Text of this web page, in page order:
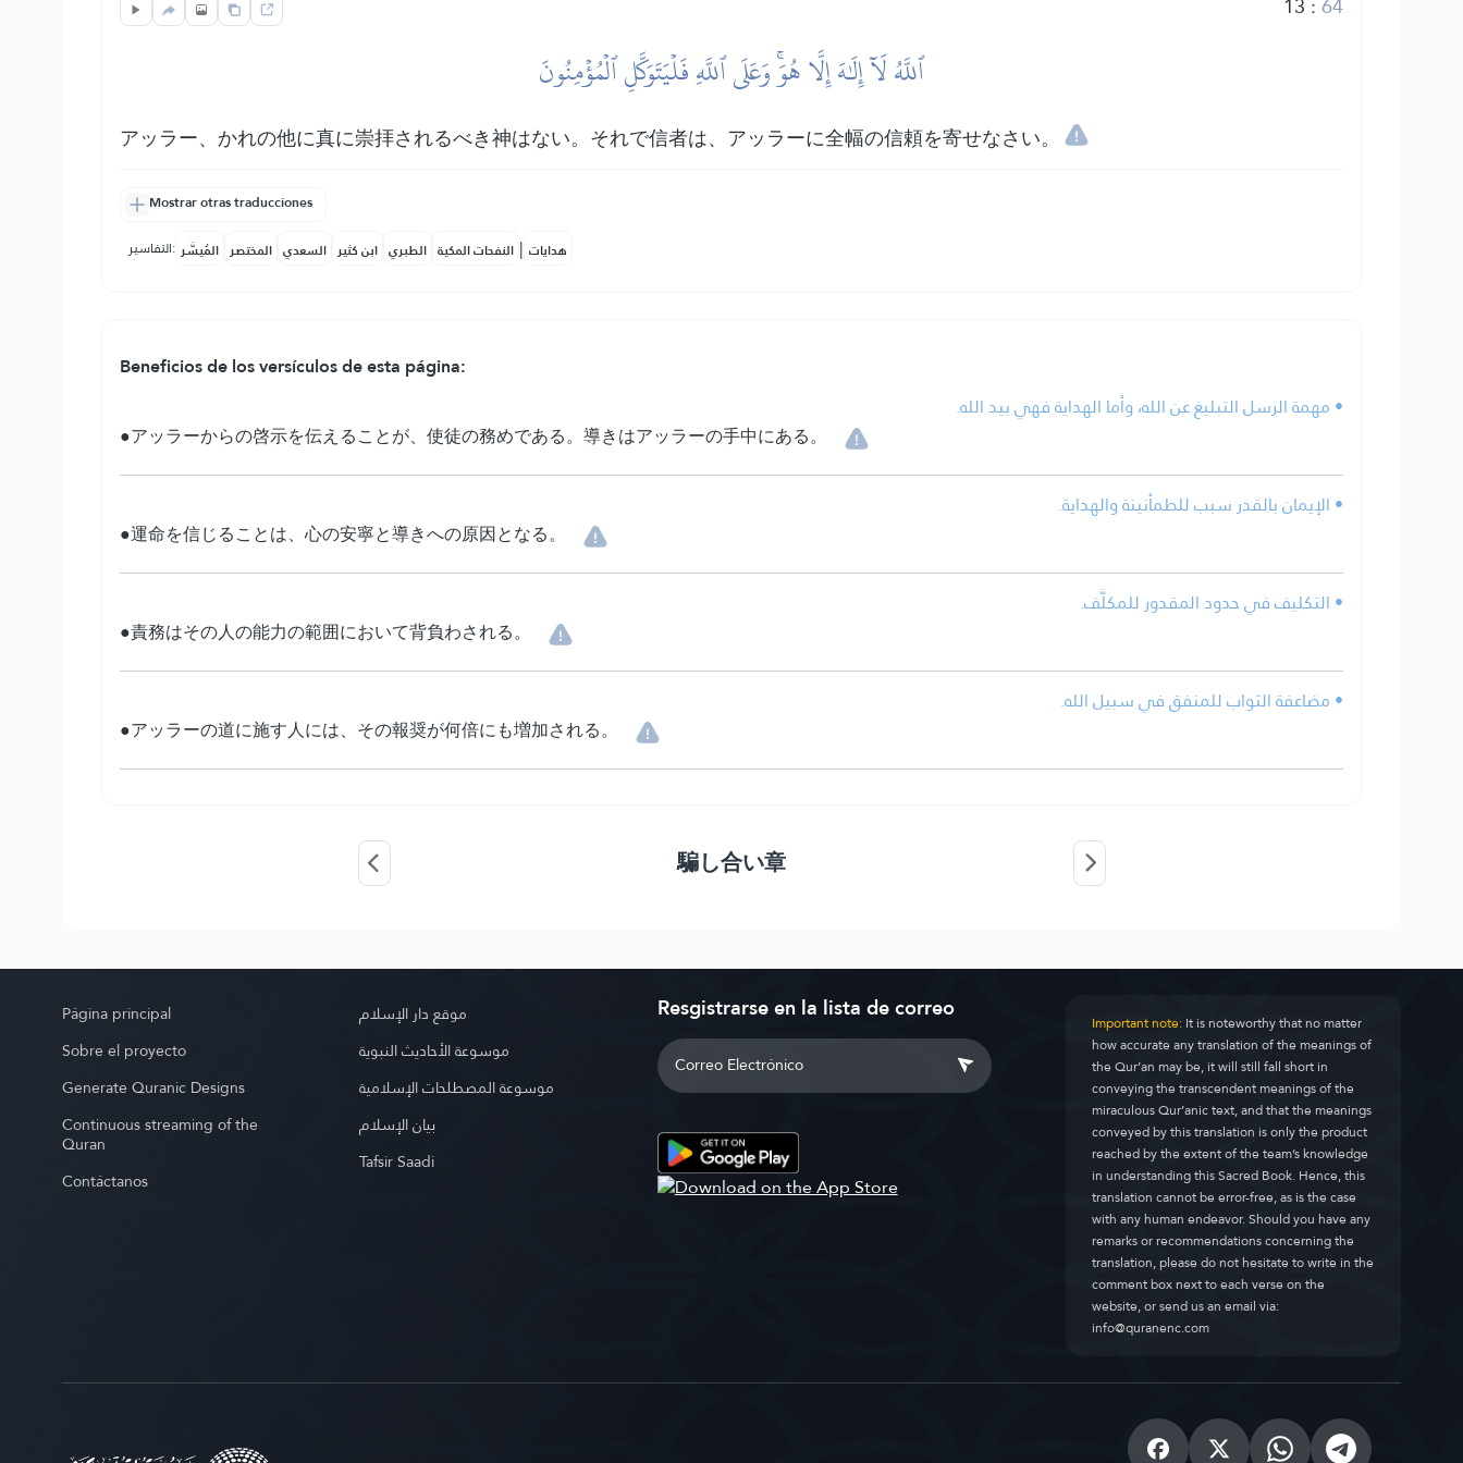
ٱللَّهُ لَآ إِلَٰهَ إِلَّا هُوَۚ وَعَلَى ٱللَّهِ فَلۡيَتَوَكَّلِ ٱلۡمُؤۡمِنُونَ
アッラー、かれの他に真に崇拝されるべき神はない。それで信者は、アッラーに全幅の信頼を寄せなさい。
Mostrar otras traducciones
التفاسير: المُيسَّر المختصر السعدي ابن كثير الطبري النفحات المكية | هدايات
Beneficios de los versículos de esta página:
• مهمة الرسل التبليغ عن الله، وأما الهداية فهي بيد الله.
●アッラーからの啓示を伝えることが、使徒の務めである。導きはアッラーの手中にある。
• الإيمان بالقدر سبب للطمأنينة والهداية.
●運命を信じることは、心の安寧と導きへの原因となる。
• التكليف في حدود المقدور للمكلَّف.
●責務はその人の能力の範囲において背負わされる。
• مضاعفة الثواب للمنفق في سبيل الله.
●アッラーの道に施す人には、その報奨が何倍にも増加される。
騙し合い章
Página principal
Sobre el proyecto
Generate Quranic Designs
Continuous streaming of the
Quran
Contáctanos
موقع دار الإسلام
موسوعة الأحاديث النبوية
موسوعة المصطلحات الإسلامية
بيان الإسلام
Tafsir Saadi
Resgistrarse en la lista de correo Important note:It is noteworthy that no matter
how accurate any translation of the meanings of
the Qur’an may be, it will still fall short in
conveying the transcendent meanings of the
miraculous Qur’anic text, and that the meanings
conveyed by this translation is only the product
reached by the extent of the team’s knowledge
in understanding this Sacred Book. Hence, this
translation cannot be error-free, as is the case
with any human endeavor. Should you have any
remarks or recommendations concerning the
translation, please do not hesitate to write in the
comment box next to each verse on the
website, or send us an email via:
info@quranenc.com